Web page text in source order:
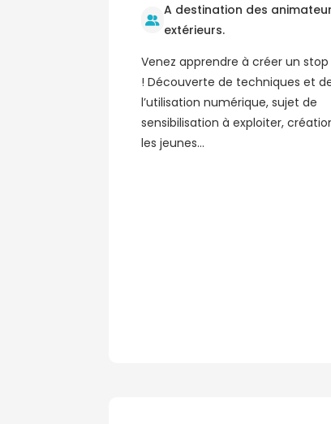
A destination des
extérieurs.
Venez apprendre à créer un
! Découverte de techniques et
l’utilisation numérique, sujet de
sensibilisation à exploiter,
les jeunes…